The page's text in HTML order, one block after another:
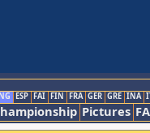
ESP FAI FIN FRA GER GRE INA
Pictures